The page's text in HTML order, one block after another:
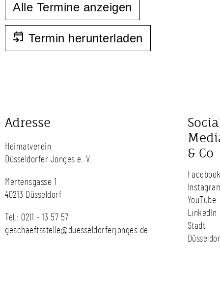
Alle Termine anzeigen
Termin herunterladen
Adresse
Heimatverein
Düsseldorfer Jonges e. V.
Mertensgasse 1
40213 Düsseldorf
Tel.: 0211 - 13 57 57
geschaeftsstelle@duesseldorferjonges.de
& Co
YouTube
LinkedIn
Stadt